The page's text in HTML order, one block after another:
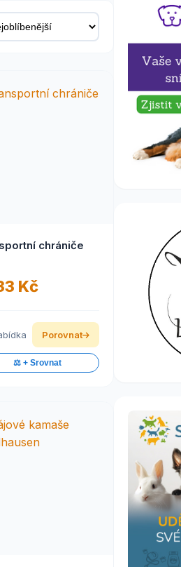
chrániče
Kč
Porovnat
⚖️ + Srovnat